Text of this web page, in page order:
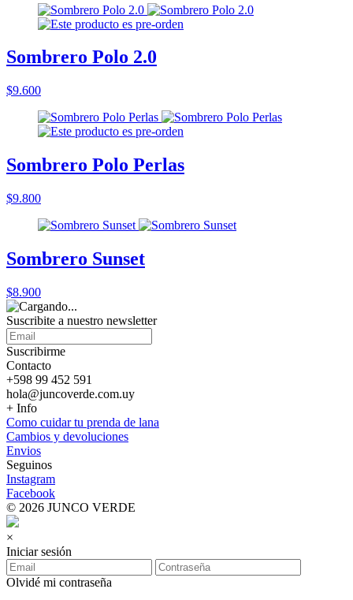
Sombrero Polo 2.0
$9.600
Sombrero Polo Perlas
$9.800
Sombrero Sunset
$8.900
Suscribite a nuestro newsletter
Suscribirme
Contacto
+598 99 452 591
hola@juncoverde.com.uy
+ Info
Como cuidar tu prenda de lana
Cambios y devoluciones
Envios
Seguinos
Instagram
Facebook
© 2026 JUNCO VERDE
×
Iniciar sesión
Olvidé mi contraseña